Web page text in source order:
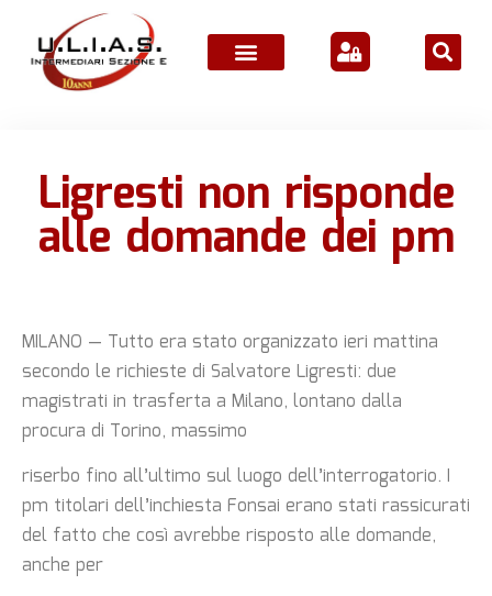
Ligresti non risponde
alle domande dei pm
MILANO — Tutto era stato organizzato ieri mattina
secondo le richieste di Salvatore Ligresti: due
magistrati in trasferta a Milano, lontano dalla
procura di Torino, massimo
riserbo fino all’ultimo sul luogo dell’interrogatorio. I
pm titolari dell’inchiesta Fonsai erano stati rassicurati
del fatto che così avrebbe risposto alle domande,
anche per